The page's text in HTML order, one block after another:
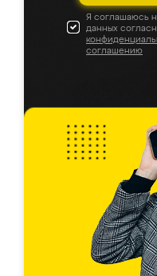
Я соглашаюсь
данных
соглашению